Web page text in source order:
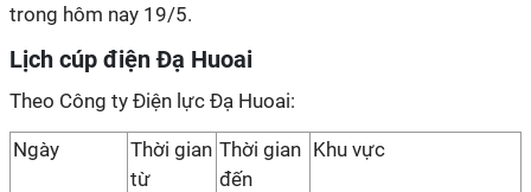
trong hôm nay 19/5.
Lịch cúp điện Đạ Huoai
Theo Công ty Điện lực Đạ Huoai:
Ngày
Thời gian
từ
Thời gian
đến
Khu vực